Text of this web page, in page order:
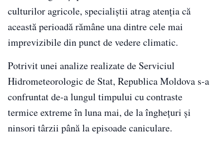
culturilor agricole, specialiștii atrag atenția că
această perioadă rămâne una dintre cele mai
imprevizibile din punct de vedere climatic.
Potrivit unei analize realizate de Serviciul
Hidrometeorologic de Stat, Republica Moldova s-a
confruntat de-a lungul timpului cu contraste
termice extreme în luna mai, de la înghețuri și
ninsori târzii până la episoade caniculare.